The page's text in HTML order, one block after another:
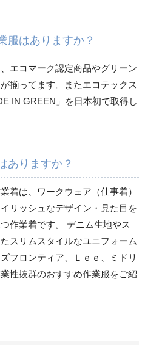
カーゴパンツ
春夏カーゴパンツ作業
ズボン
ズボン
シャツ
服はありますか？
エコマーク認定商品やグリーン
揃ってます。またエコテックス
IN GREEN」を日本初で取得し
ありますか？
着は、ワークウェア（仕事着）
リッシュなデザイン・見た目を
作業着です。 デニム生地やス
スリムスタイルなユニフォーム
フロンティア、Ｌｅｅ、ミドリ
性抜群のおすすめ作業服をご紹